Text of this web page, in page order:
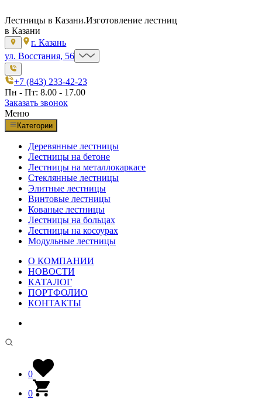
Лестницы в Казани.Изготовление лестниц
в Казани
г. Казань
ул. Восстания, 56
+7 (843) 233-42-23
Пн - Пт: 8.00 - 17.00
Заказать звонок
Меню
Категории
Деревянные лестницы
Лестницы на бетоне
Лестницы на металлокаркасе
Стеклянные лестницы
Элитные лестницы
Винтовые лестницы
Кованые лестницы
Лестницы на больцах
Лестницы на косоурах
Модульные лестницы
О КОМПАНИИ
НОВОСТИ
КАТАЛОГ
ПОРТФОЛИО
КОНТАКТЫ
0
0